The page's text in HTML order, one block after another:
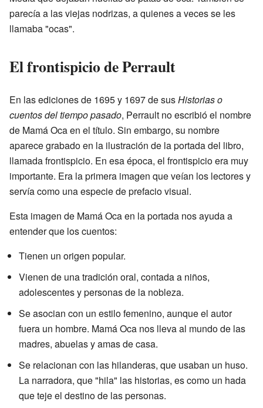
parecía a las viejas nodrizas, a quienes a veces se les
llamaba "ocas".
El frontispicio de Perrault
En las ediciones de 1695 y 1697 de susHistorias o
cuentos del tiempo pasado, Perrault no escribió el nombre
de Mamá Oca en el título. Sin embargo, su nombre
aparece grabado en la ilustración de la portada del libro,
llamada frontispicio. En esa época, el frontispicio era muy
importante. Era la primera imagen que veían los lectores y
servía como una especie de prefacio visual.
Esta imagen de Mamá Oca en la portada nos ayuda a
entender que los cuentos:
Tienen un origen popular.
Vienen de una tradición oral, contada a niños,
adolescentes y personas de la nobleza.
Se asocian con un estilo femenino, aunque el autor
fuera un hombre. Mamá Oca nos lleva al mundo de las
madres, abuelas y amas de casa.
Se relacionan con las hilanderas, que usaban un huso.
La narradora, que "hila" las historias, es como un hada
que teje el destino de las personas.